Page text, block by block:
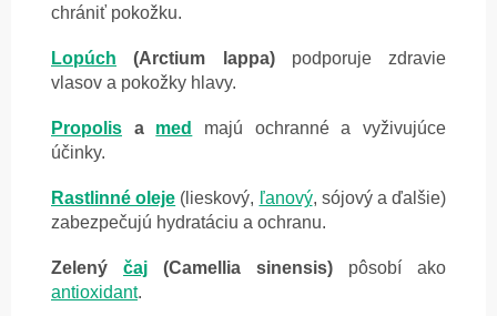
chrániť pokožku.
Lopúch (Arctium lappa)podporuje zdravie
vlasov a pokožky hlavy.
Propolis a med
majú ochranné a vyživujúce
účinky.
Rastlinné oleje (lieskový, ľanový, sójový a ďalšie)
zabezpečujú hydratáciu a ochranu.
Zelený čaj (Camellia sinensis) pôsobí ako
antioxidant.